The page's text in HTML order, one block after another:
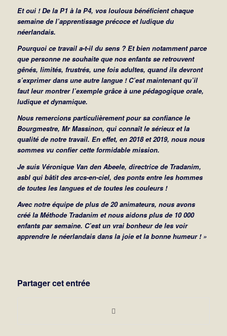
Et oui ! De la P1 à la P4, vos loulous bénéficient chaque
semaine de l’apprentissage précoce et ludique du
néerlandais.
Pourquoi ce travail a-t-il du sens ? Et bien notamment parce
que personne ne souhaite que nos enfants se retrouvent
gênés, limités, frustrés, une fois adultes, quand ils devront
s’exprimer dans une autre langue ! C’est maintenant qu’il
faut leur montrer l’exemple grâce à une pédagogique orale,
ludique et dynamique.
Nous remercions particulièrement pour sa confiance le
Bourgmestre, Mr Massinon, qui connaît le sérieux et la
qualité de notre travail. En effet, en 2018 et 2019, nous nous
sommes vu confier cette formidable mission.
Je suis Véronique Van den Abeele, directrice de Tradanim,
asbl qui bâtit des arcs-en-ciel, des ponts entre les hommes
de toutes les langues et de toutes les couleurs !
Avec notre équipe de plus de 20 animateurs, nous avons
créé la Méthode Tradanim et nous aidons plus de 10 000
enfants par semaine. C’est un vrai bonheur de les voir
apprendre le néerlandais dans la joie et la bonne humeur ! »
Partager cet entrée